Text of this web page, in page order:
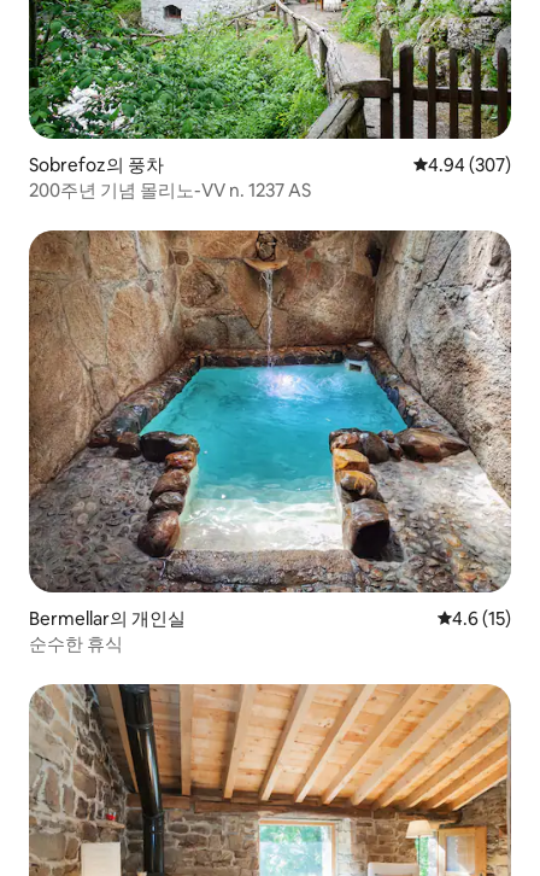
Sobrefoz의 풍차 평점 4.94점(5
4.94 (307)
200주년 기념 몰리노-VV n. 1237 AS
Bermellar의 개인실 평점 4.6점
4.6 (15)
순수한 휴식